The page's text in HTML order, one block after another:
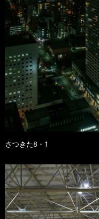
さつきた8・1